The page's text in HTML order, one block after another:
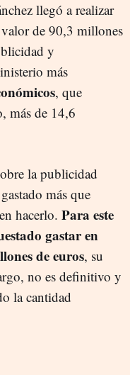
llegó a realizar
de 90,3 millones
y
más
, que
más de 14,6
la publicidad
más que
hacerlo. Para este
gastar en
de euros, su
no es definitivo y
la cantidad